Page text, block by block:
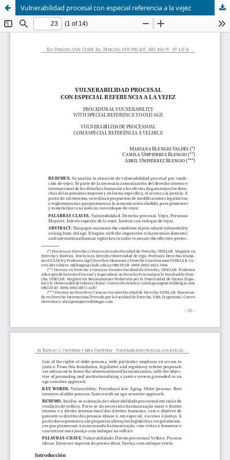
Vulnerabilidad procesal con especial referencia a la vejez